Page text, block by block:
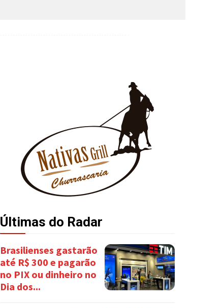
Últimas do Radar
Brasilienses gastarão
até R$ 300 e pagarão
no PIX ou dinheiro no
Dia dos...